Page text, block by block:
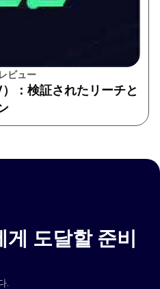
ビュー
：検証されたリーチと
게 도달할 준비
.